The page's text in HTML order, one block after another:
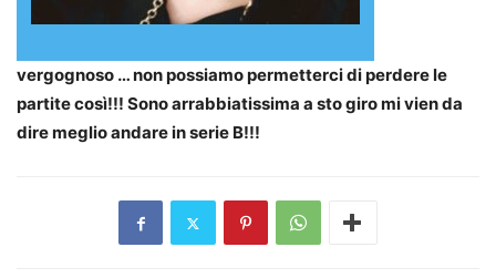
vergognoso … non possiamo permetterci di perdere le
partite così!!! Sono arrabbiatissima a sto giro mi vien da
dire meglio andare in serie B!!!